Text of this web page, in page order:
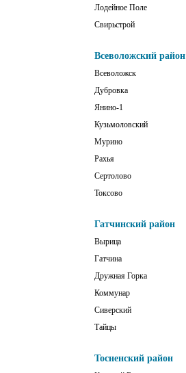
Лодейное Поле
Свирьстрой
Всеволожский район
Всеволожск
Дубровка
Янино-1
Кузьмоловский
Мурино
Рахья
Сертолово
Токсово
Гатчинский район
Вырица
Гатчина
Дружная Горка
Коммунар
Сиверский
Тайцы
Тосненский район